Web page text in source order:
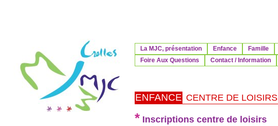
La MJC, présentation Enfance Famille
Foire Aux Questions
Contact / Information
ENFANCE CENTRE DE LOISIRS
* Inscriptions centre de loisirs